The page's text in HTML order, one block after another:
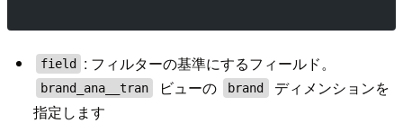
field : フィルターの基準にするフィールド。
brand_ana__tran ビューの brand
ディメンションを
指定します